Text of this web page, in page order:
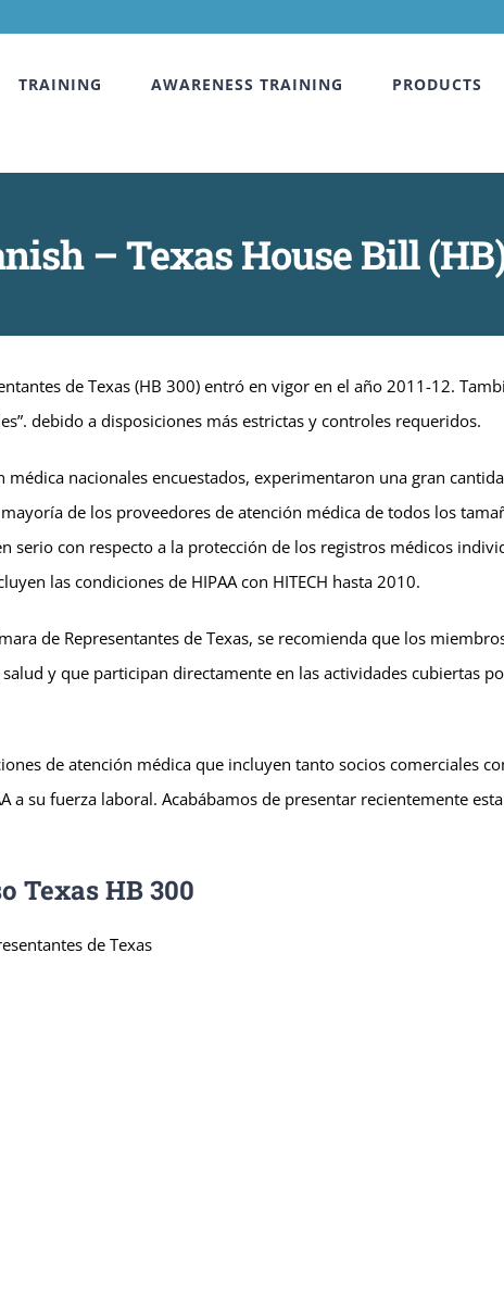
TRAINING AWARENESS TRAINING PRODUCTS
– Texas House Bill
de Texas (HB 300) entró en vigor en el año 2011-12.
debido a disposiciones más estrictas y controles requeridos.
nacionales encuestados, experimentaron una gran
de los proveedores de atención médica de todos los
serio con respecto a la protección de los registros médicos
las condiciones de HIPAA con HITECH hasta 2010.
de Representantes de Texas, se recomienda que los
y que participan directamente en las actividades cubiertas
de atención médica que incluyen tanto socios comerciales
a su fuerza laboral. Acabábamos de presentar recientemente
Texas HB 300
de Texas